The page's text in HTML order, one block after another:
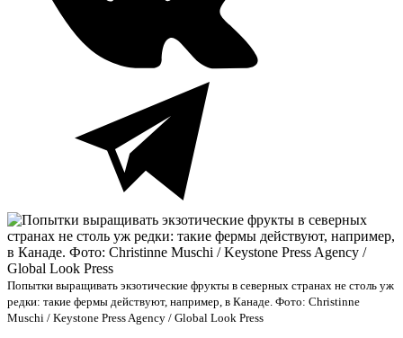
Попытки выращивать экзотические фрукты в северных странах не столь уж
редки: такие фермы действуют, например, в Канаде. Фото: Christinne
Muschi / Keystone Press Agency / Global Look Press